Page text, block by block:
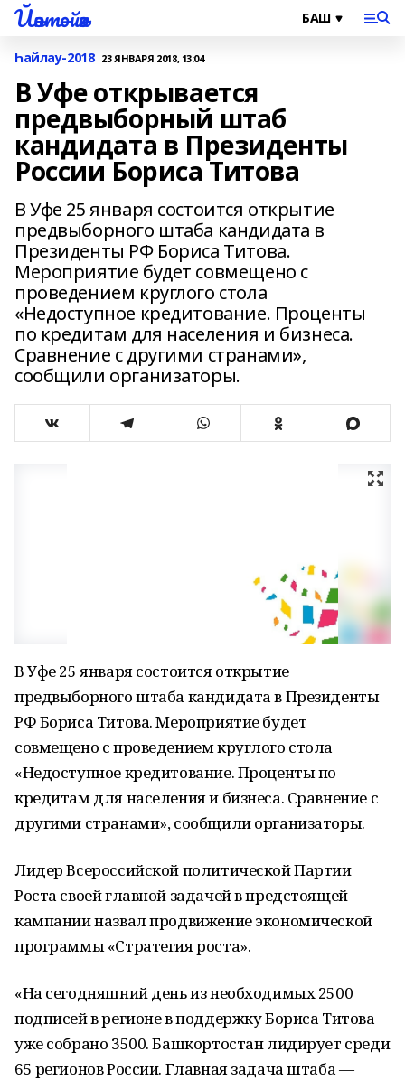
Йәнтөйәк
Һайлау-2018 23 ЯНВАРЯ 2018, 13:04
В Уфе открывается
предвыборный штаб
кандидата в Президенты
России Бориса Титова
В Уфе 25 января состоится открытие
предвыборного штаба кандидата в
Президенты РФ Бориса Титова.
Мероприятие будет совмещено с
проведением круглого стола
«Недоступное кредитование. Проценты
по кредитам для населения и бизнеса.
Сравнение с другими странами»,
сообщили организаторы.
В Уфе 25 января состоится открытие
предвыборного штаба кандидата в Президенты
РФ Бориса Титова. Мероприятие будет
совмещено с проведением круглого стола
«Недоступное кредитование. Проценты по
кредитам для населения и бизнеса. Сравнение с
другими странами», сообщили организаторы.
Лидер Всероссийской политической Партии
Роста своей главной задачей в предстоящей
кампании назвал продвижение экономической
программы «Стратегия роста».
«На сегодняшний день из необходимых 2500
подписей в регионе в поддержку Бориса Титова
уже собрано 3500. Башкортостан лидирует среди
65 регионов России. Главная задача штаба —